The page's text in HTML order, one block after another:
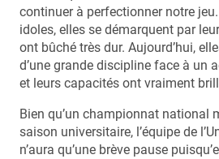
continuer à perfectionner notre
idoles, elles se démarquent par
ont bûché très dur. Aujourd’hui,
d’une grande discipline face à un
et leurs capacités ont vraiment
Bien qu’un championnat national
saison universitaire, l’équipe de
n’aura qu’une brève pause